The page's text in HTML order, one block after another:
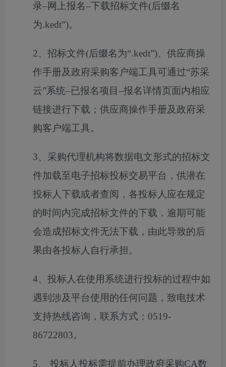
录–网上报名–下载招标文件(后缀名
为.kedt”)。
2、招标文件(后缀名为“.kedt”)、供应商操
作手册及政府采购客户端工具可通过“苏采
云”系统–已报名项目–报名详情页面内相应
链接进行下载；供应商操作手册及政府采
购客户端工具。
3、采购代理机构将数据电文形式的招标文
件加载至电子招标投标交易平台，供潜在
投标人下载或者查阅，各投标人应在规定
的时间内完成招标文件的下载，逾期可能
会造成招标文件无法下载，由此导致的后
果由各投标人自行承担。
4、投标人在使用系统进行投标的过程中如
遇到涉及平台使用的任何问题，致电技术
支持热线咨询，联系方式：0519-
86722803。
5、 投标人投标需提前办理政府采购CA数